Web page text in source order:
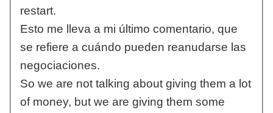
restart.
Esto me lleva a mi último comentario, que
se refiere a cuándo pueden reanudarse las
negociaciones.
So we are not talking about giving them a lot
of money, but we are giving them some